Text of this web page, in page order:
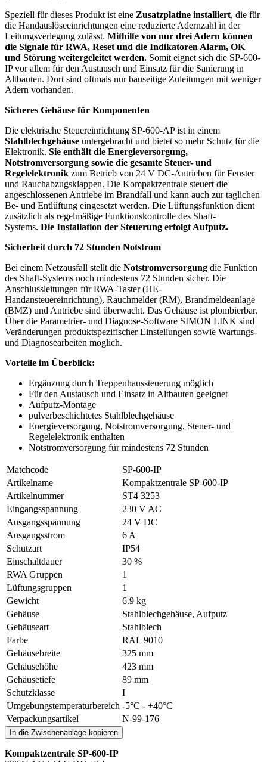
Speziell für dieses Produkt ist eine Zusatzplatine installiert, die für
die Handauslöseeinrichtungen eine reduzierte Adernzahl in der
Leitungsverlegung zulässt. Mithilfe von nur drei Adern können
die Signale für RWA, Reset und die Indikatoren Alarm, OK
und Störung weitergeleitet werden. Somit eignet sich die SP-600-
IP vor allem für den Austausch und Einsatz für die Sanierung in
Altbauten. Dort sind oftmals nur bauseitige Zuleitungen mit weniger
Adern vorhanden.
Sicheres Gehäuse für Komponenten
Die elektrische Steuereinrichtung SP-600-AP ist in einem
Stahlblechgehäuse untergebracht und bietet so mehr Schutz für die
Elektronik. Sie enthält die Energieversorgung,
Notstromversorgung sowie die gesamte Steuer- und
Regelelektronik zum Betrieb von 24 V DC-Antrieben für Fenster
und Rauchabzugsklappen. Die Kompaktzentrale steuert die
angeschlossenen Antriebe im Brandfall und kann auch zur taglichen
Be- und Entlüftung eingesetzt werden. Die Lüftungsfunktion dient
zusätzlich als regelmäßige Funktionskontrolle des Shaft-
Systems. Die Installation der Steuerung erfolgt Aufputz.
Sicherheit durch 72 Stunden Notstrom
Bei einem Netzausfall stellt die Notstromversorgung die Funktion
des Shaft-Systems noch mindestens 72 Stunden sicher. Die
Anschlussleitungen für RWA-Taster (HE-
Handansteuereinrichtung), Rauchmelder (RM), Brandmeldeanlage
(BMZ) und Antriebe sind überwacht. Das Gehäuse ist plombierbar.
Über die Parametrier- und Diagnose-Software SIMON LINK sind
Veränderungen produktspezifischer Einstellungen sowie Wartungs-
und Diagnosearbeiten möglich.
Vorteile im Überblick:
Ergänzung durch Treppenhaussteuerung möglich
Für den Austausch und Einsatz in Altbauten geeignet
Aufputz-Montage
pulverbeschichtetes Stahlblechgehäuse
Energieversorgung, Notstromversorgung, Steuer- und
Regelelektronik enthalten
Notstromversorgung für mindestens 72 Stunden
Matchcode
SP-600-IP
Artikelname
Kompaktzentrale SP-600-IP
Artikelnummer
ST4 3253
Eingangsspannung
230 V AC
Ausgangsspannung
24 V DC
Ausgangsstrom
6 A
Schutzart
IP54
Einschaltdauer
30 %
RWA Gruppen
1
Lüftungsgruppen
1
Gewicht
6.9 kg
Gehäuse
Stahlblechgehäuse, Aufputz
Gehäuseart
Stahlblech
Farbe
RAL 9010
Gehäusebreite
325 mm
Gehäusehöhe
423 mm
Gehäusetiefe
89 mm
Schutzklasse
I
Umgebungstemperaturbereich -5°C - +40°C
Verpackungsartikel
N-99-176
In die Zwischenablage kopieren
Kompaktzentrale SP-600-IP